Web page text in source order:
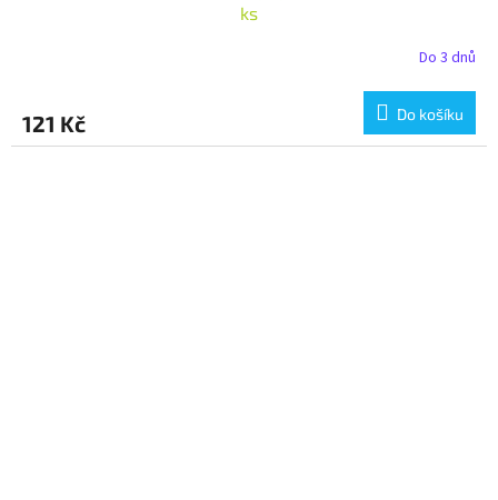
ks
Do 3 dnů
121 Kč Do košíku